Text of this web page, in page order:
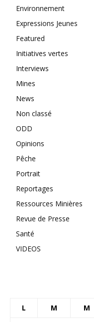
Environnement
Expressions Jeunes
Featured
Initiatives vertes
Interviews
Mines
News
Non classé
ODD
Opinions
Pêche
Portrait
Reportages
Ressources Minières
Revue de Presse
Santé
VIDEOS
L M M